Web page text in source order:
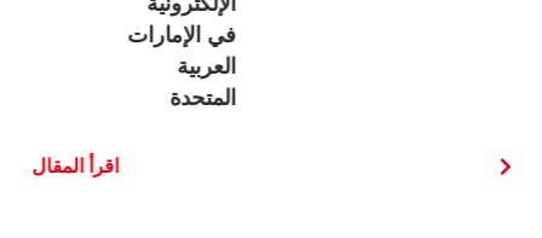
في الإمارات
العربية
المتحدة
اقرأ المقال